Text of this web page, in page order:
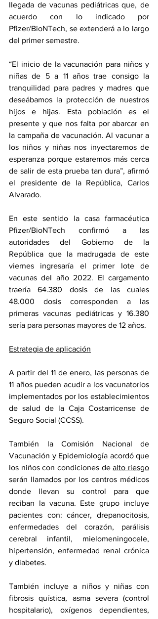
llegada de vacunas pediátricas que, de
acuerdo con lo indicado por
Pfizer/BioNTech, se extenderá a lo largo
del primer semestre.
“El inicio de la vacunación para niños y
niñas de 5 a 11 años trae consigo la
tranquilidad para padres y madres que
deseábamos la protección de nuestros
hijos e hijas. Esta población es el
presente y que nos falta por abarcar en
la campaña de vacunación. Al vacunar a
los niños y niñas nos inyectaremos de
esperanza porque estaremos más cerca
de salir de esta prueba tan dura”, afirmó
el presidente de la República, Carlos
Alvarado.
En este sentido la casa farmacéutica
Pfizer/BioNTech confirmó a las
autoridades del Gobierno de la
República que la madrugada de este
viernes ingresaría el primer lote de
vacunas del año 2022. El cargamento
traería 64.380 dosis de las cuales
48.000 dosis corresponden a las
primeras vacunas pediátricas y 16.380
sería para personas mayores de 12 años.
Estrategia de aplicación
A partir del 11 de enero, las personas de
11 años pueden acudir a los vacunatorios
implementados por los establecimientos
de salud de la Caja Costarricense de
Seguro Social (CCSS).
También la Comisión Nacional de
Vacunación y Epidemiología acordó que
los niños con condiciones de alto riesgo
serán llamados por los centros médicos
donde llevan su control para que
reciban la vacuna. Este grupo incluye
pacientes con: cáncer, drepanocitosis,
enfermedades del corazón, parálisis
cerebral infantil, mielomeningocele,
hipertensión, enfermedad renal crónica
y diabetes.
También incluye a niños y niñas con
fibrosis quística, asma severa (control
hospitalario), oxígenos dependientes,